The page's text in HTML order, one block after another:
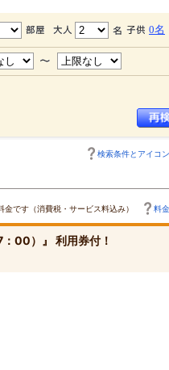
0名
検索条件とアイコ
です（消費税・サービス料込み） 料
00）』 利用券付！